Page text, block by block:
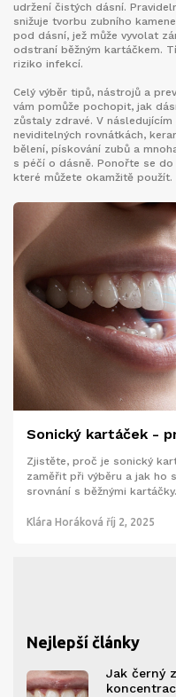
udržení čistých dásní.
snižuje tvorbu zubního
pod dásní, jež může vyvolat
odstraní běžným kartáčkem.
riziko infekcí.
Celý výběr tipů, nástrojů a
vám pomůže pochopit, jak
zůstaly zdravé. V
neviditelných rovnátkách,
bělení, pískování zubů a
s péčí o dásně. Ponořte se
které můžete okamžitě použít.
Sonický kartáček -
Zjistěte, proč je sonický
zaměřit při výběru a jak ho
srovnání s běžnými kartáčky.
Klára Horáková říj 2, 2025
Nejlepší články
Jak černý